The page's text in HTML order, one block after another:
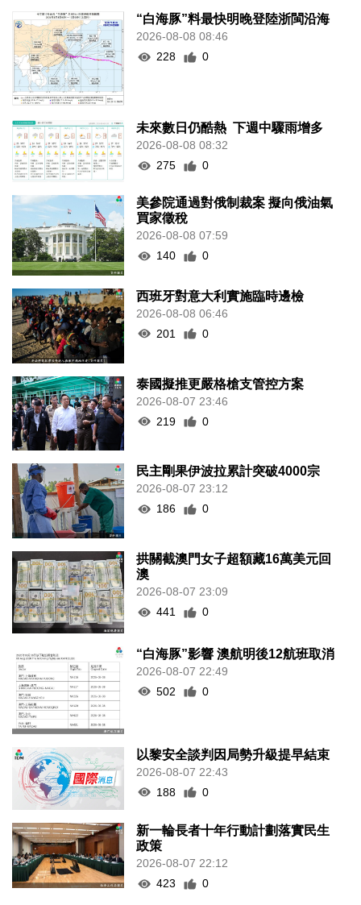
“白海豚”料最快明晚登陸浙閩沿海
2026-08-08 08:46
228
0
未來數日仍酷熱 下週中驟雨增多
2026-08-08 08:32
275
0
美參院通過對俄制裁案 擬向俄油氣
買家徵稅
2026-08-08 07:59
140
0
西班牙對意大利實施臨時邊檢
2026-08-08 06:46
201
0
泰國擬推更嚴格槍支管控方案
2026-08-07 23:46
219
0
民主剛果伊波拉累計突破4000宗
2026-08-07 23:12
186
0
拱關截澳門女子超額藏16萬美元回
澳
2026-08-07 23:09
441
0
“白海豚”影響 澳航明後12航班取消
2026-08-07 22:49
502
0
以黎安全談判因局勢升級提早結束
2026-08-07 22:43
188
0
新一輪長者十年行動計劃落實民生
政策
2026-08-07 22:12
423
0